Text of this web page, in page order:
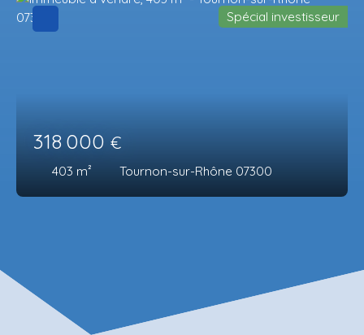
318 000 €
403 m² Tournon-sur-Rhône 07300
Spécial investisseur